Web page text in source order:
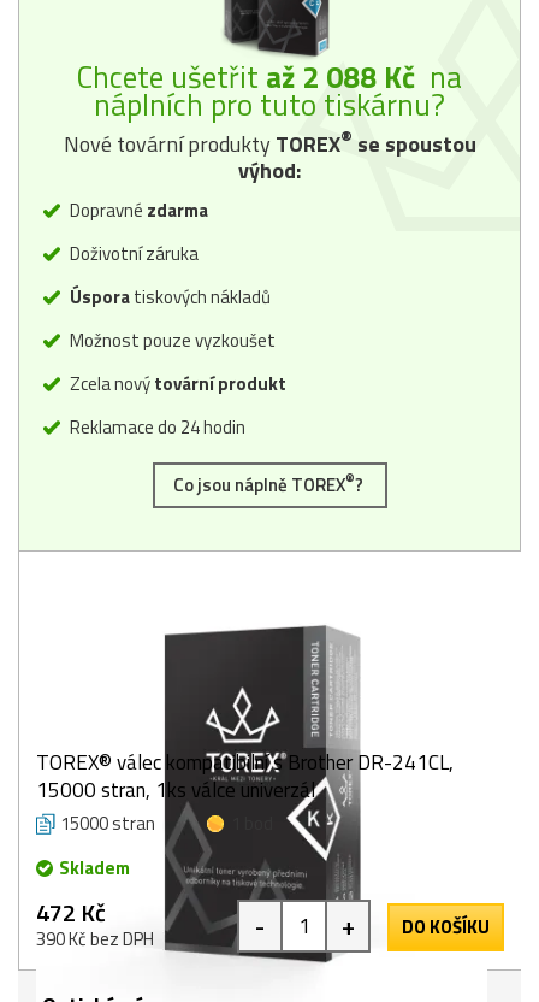
Chcete ušetřit až 2 088 Kč na
náplních pro tuto tiskárnu?
Nové tovární produktyTOREX® se spoustou
výhod:
Dopravné zdarma
Doživotní záruka
Úsporatiskových nákladů
Možnost pouze vyzkoušet
Zcela novýtovární produkt
Reklamace do 24 hodin
Co jsou náplně TOREX®?
TOREX® válec kompatibilní s Brother DR-241CL,
15000 stran, 1ks válce univerzál
15000 stran
Skladem
472 Kč
390 Kč bez DPH - + DO KOŠÍKU